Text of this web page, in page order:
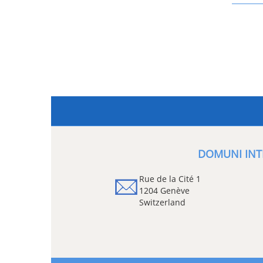
DOMUNI
Rue de la Cité 1
1204 Genève
Switzerland